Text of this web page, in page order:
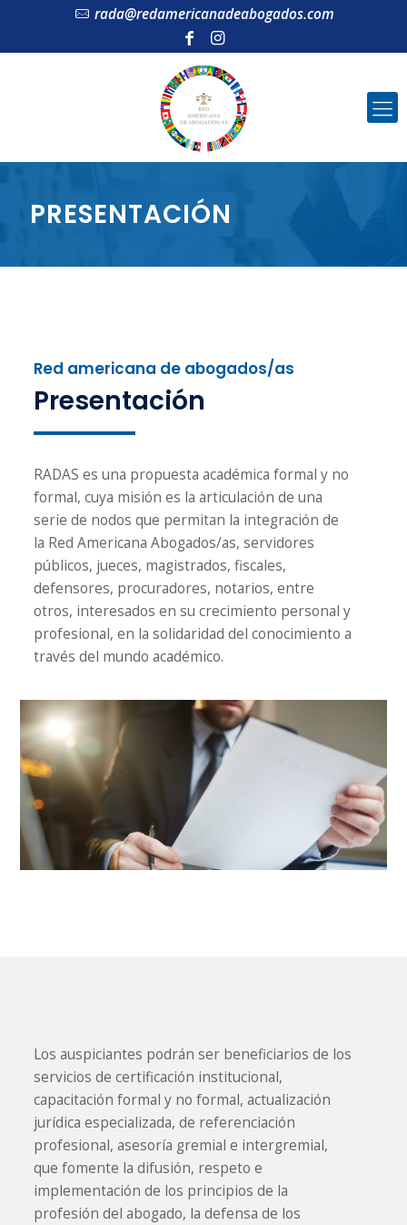
rada@redamericanadeabogados.com
PRESENTACIÓN
Red americana de abogados/as
Presentación
RADAS es una propuesta académica formal y no
formal, cuya misión es la articulación de una
serie de nodos que permitan la integración de
la Red Americana Abogados/as, servidores
públicos, jueces, magistrados, fiscales,
defensores, procuradores, notarios, entre
otros, interesados en su crecimiento personal y
profesional, en la solidaridad del conocimiento a
través del mundo académico.
Los auspiciantes podrán ser beneficiarios de los
servicios de certificación institucional,
capacitación formal y no formal, actualización
jurídica especializada, de referenciación
profesional, asesoría gremial e intergremial,
que fomente la difusión, respeto e
implementación de los principios de la
profesión del abogado, la defensa de los